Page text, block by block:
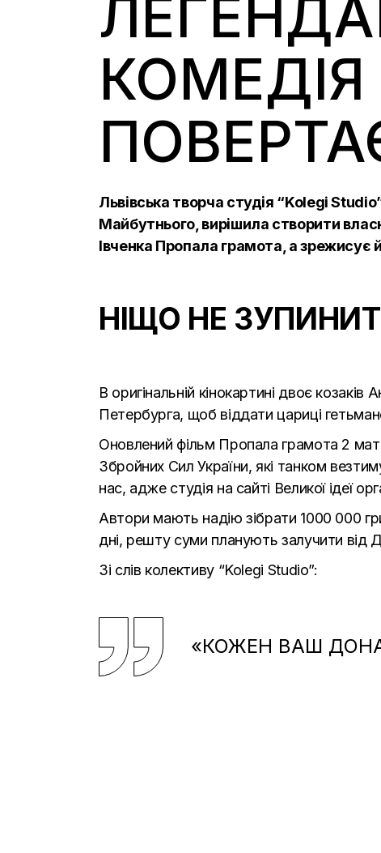
Львівська творча студія “Kolegi
Майбутнього, вирішила створити
Івченка Пропала грамота, а зрежисує
НІЩО НЕ
В оригінальній кінокартині двоє
Петербурга, щоб віддати цариці
Оновлений фільм Пропала грамота 2
Збройних Сил України, які танком
нас, адже студія на сайті Великої ідеї
Автори мають надію зібрати 1000 000
дні, решту суми планують залучити від
Зі слів колективу “Kolegi Studio”:
«КОЖЕН ВАШ